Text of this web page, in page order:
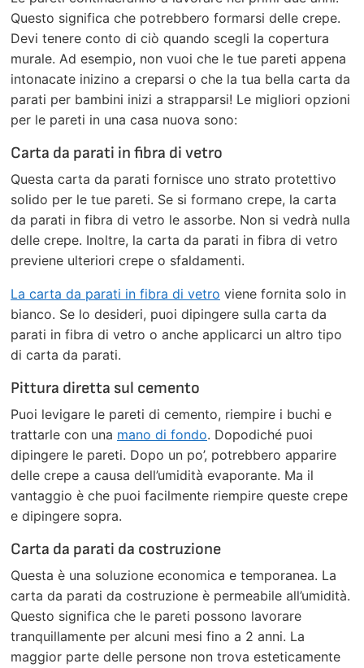
Questo significa che potrebbero formarsi delle crepe.
Devi tenere conto di ciò quando scegli la copertura
murale. Ad esempio, non vuoi che le tue pareti appena
intonacate inizino a creparsi o che la tua bella carta da
parati per bambini inizi a strapparsi! Le migliori opzioni
per le pareti in una casa nuova sono:
Carta da parati in fibra di vetro
Questa carta da parati fornisce uno strato protettivo
solido per le tue pareti. Se si formano crepe, la carta
da parati in fibra di vetro le assorbe. Non si vedrà nulla
delle crepe. Inoltre, la carta da parati in fibra di vetro
previene ulteriori crepe o sfaldamenti.
La carta da parati in fibra di vetro viene fornita solo in
bianco. Se lo desideri, puoi dipingere sulla carta da
parati in fibra di vetro o anche applicarci un altro tipo
di carta da parati.
Pittura diretta sul cemento
Puoi levigare le pareti di cemento, riempire i buchi e
trattarle con una mano di fondo. Dopodiché puoi
dipingere le pareti. Dopo un po’, potrebbero apparire
delle crepe a causa dell’umidità evaporante. Ma il
vantaggio è che puoi facilmente riempire queste crepe
e dipingere sopra.
Carta da parati da costruzione
Questa è una soluzione economica e temporanea. La
carta da parati da costruzione è permeabile all’umidità.
Questo significa che le pareti possono lavorare
tranquillamente per alcuni mesi fino a 2 anni. La
maggior parte delle persone non trova esteticamente